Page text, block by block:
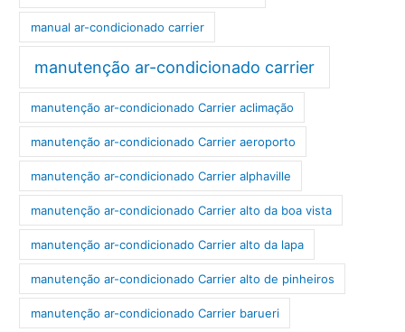
manual ar-condicionado carrier
manutenção ar-condicionado carrier
manutenção ar-condicionado Carrier aclimação
manutenção ar-condicionado Carrier aeroporto
manutenção ar-condicionado Carrier alphaville
manutenção ar-condicionado Carrier alto da boa vista
manutenção ar-condicionado Carrier alto da lapa
manutenção ar-condicionado Carrier alto de pinheiros
manutenção ar-condicionado Carrier barueri